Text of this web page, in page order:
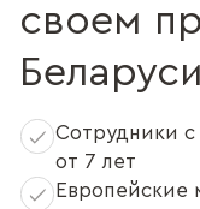
своем
Беларуси
Сотрудники
от 7 лет
Европейские